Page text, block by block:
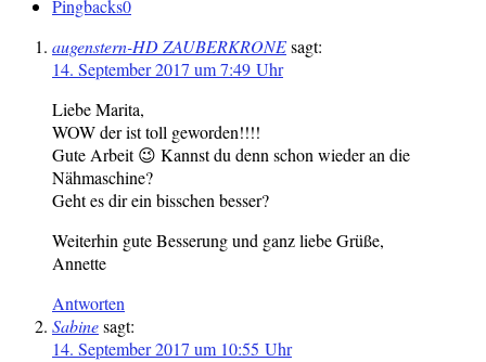
Pingbacks0
augenstern-HD ZAUBERKRONEsagt:
14. September 2017 um 7:49 Uhr
Liebe Marita,
WOW der ist toll geworden!!!!
Gute Arbeit 😉 Kannst du denn schon wieder an die
Nähmaschine?
Geht es dir ein bisschen besser?
Weiterhin gute Besserung und ganz liebe Grüße,
Annette
Antworten
Sabinesagt:
14. September 2017 um 10:55 Uhr